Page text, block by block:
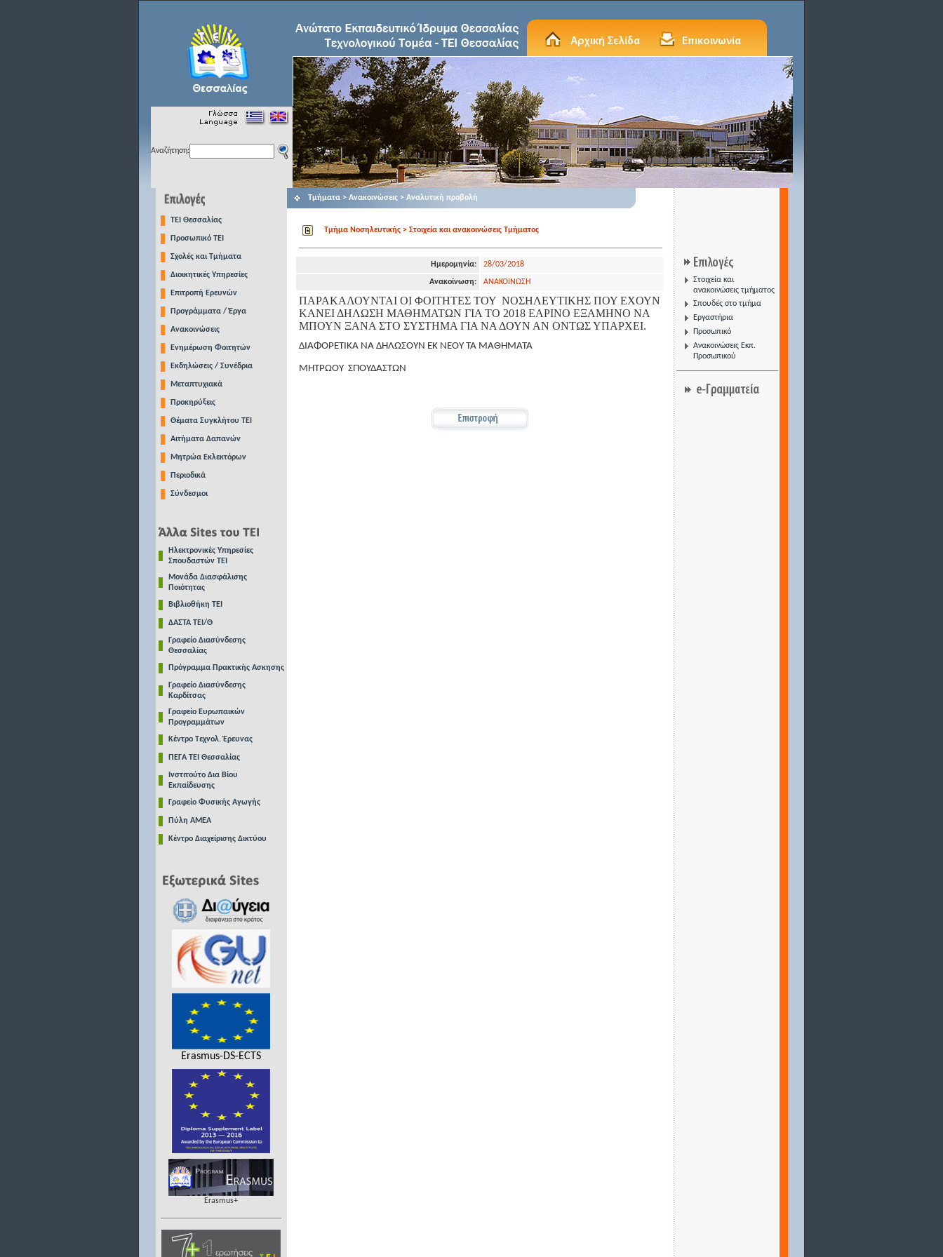
Αναζήτηση:
TEI Θεσσαλίας
Προσωπικό ΤΕΙ
Σχολές και Τμήματα
Διοικητικές Υπηρεσίες
Επιτροπή Ερευνών
Προγράμματα / Έργα
Ανακοινώσεις
Ενημέρωση Φοιτητών
Εκδηλώσεις / Συνέδρια
Μεταπτυχιακά
Προκηρύξεις
Θέματα Συγκλήτου ΤΕΙ
Αιτήματα Δαπανών
Μητρώα Εκλεκτόρων
Περιοδικά
Σύνδεσμοι
Ηλεκτρονικές Υπηρεσίες
Σπουδαστών ΤΕΙ
Μονάδα Διασφάλισης
Ποιότητας
Βιβλιοθήκη ΤΕΙ
ΔΑΣΤΑ ΤΕΙ/Θ
Γραφείο Διασύνδεσης
Θεσσαλίας
Πρόγραμμα Πρακτικής Ασκησης
Γραφείο Διασύνδεσης
Καρδίτσας
Γραφείο Ευρωπαικών
Προγραμμάτων
Κέντρο Τεχνολ. Έρευνας
ΠΕΓΑ ΤΕΙ Θεσσαλίας
Ινστιτούτο Δια Βίου
Εκπαίδευσης
Γραφείο Φυσικής Αγωγής
Πύλη ΑΜΕΑ
Κέντρο Διαχείρισης Δικτύου
Erasmus-DS-ECTS
Erasmus+
Τμήματα > Ανακοινώσεις > Αναλυτική προβολή
Τμήμα Νοσηλευτικής > Στοιχεία και ανακοινώσεις Τμήματος
Ημερομηνία: 28/03/2018
Ανακοίνωση: ANΑΚΟΙΝΩΣΗ
ΠΑΡΑΚΑΛΟΥΝΤΑΙ ΟΙ ΦΟΙΤΗΤΕΣ ΤΟΥ ΝΟΣΗΛΕΥΤΙΚΗΣ ΠΟΥ ΕΧΟΥΝ
ΚΑΝΕΙ ΔΗΛΩΣΗ ΜΑΘΗΜΑΤΩΝ ΓΙΑ ΤΟ 2018 ΕΑΡΙΝΟ ΕΞΑΜΗΝΟ ΝΑ
ΜΠΟΥΝ ΞΑΝΑ ΣΤΟ ΣΥΣΤΗΜΑ ΓΙΑ ΝΑ ΔΟΥΝ ΑΝ ΟΝΤΩΣ ΥΠΑΡΧΕΙ.
ΔΙΑΦΟΡΕΤΙΚΑ ΝΑ ΔΗΛΩΣΟΥΝ ΕΚ ΝΕΟΥ ΤΑ ΜΑΘΗΜΑΤΑ
ΜΗΤΡΩΟΥ ΣΠΟΥΔΑΣΤΩΝ
Στοιχεία και
ανακοινώσεις τμήματος
Σπουδές στο τμήμα
Εργαστήρια
Προσωπικό
Ανακοινώσεις Εκπ.
Προσωπικού